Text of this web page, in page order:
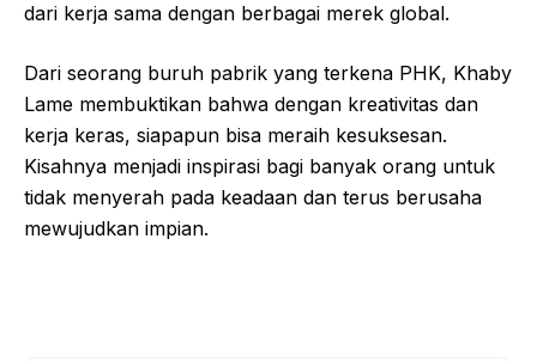
dari kerja sama dengan berbagai merek global.
Dari seorang buruh pabrik yang terkena PHK, Khaby
Lame membuktikan bahwa dengan kreativitas dan
kerja keras, siapapun bisa meraih kesuksesan.
Kisahnya menjadi inspirasi bagi banyak orang untuk
tidak menyerah pada keadaan dan terus berusaha
mewujudkan impian.